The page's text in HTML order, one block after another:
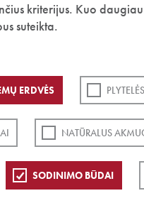
kriterijus. Kuo
suteikta.
ERDVĖS
NATŪRALUS
SODINIMO BŪDAI